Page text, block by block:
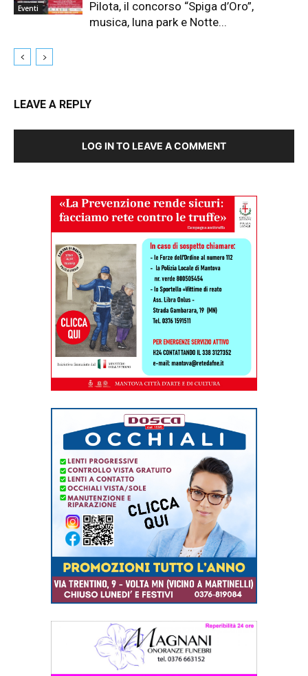
Eventi
Pilota, il concorso “Spiga d’Oro”,
musica, luna park e Notte...
LEAVE A REPLY
LOG IN TO LEAVE A COMMENT